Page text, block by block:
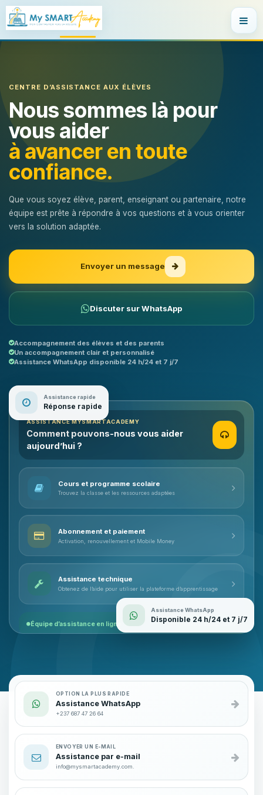
SE RENDRE AU CONTENU
CENTRE D’ASSISTANCE AUX ÉLÈVES
Nous sommes là pour
vous aider
à avancer en toute
confiance.
Que vous soyez élève, parent, enseignant ou partenaire, notre
équipe est prête à répondre à vos questions et à vous orienter
vers la solution adaptée.
Envoyer un message
Discuter sur WhatsApp
Accompagnement des élèves et des parents
Un accompagnement clair et personnalisé
Assistance WhatsApp disponible 24 h/24 et 7 j/7
ASSISTANCE MYSMARTACADEMY
Comment pouvons-nous vous aider
aujourd’hui ?
Cours et programme scolaire
Trouvez la classe et les ressources adaptées
Abonnement et paiement
Activation, renouvellement et Mobile Money
Assistance technique
Obtenez de l’aide pour utiliser la plateforme d’apprentissage
Équipe d’assistance en ligne Prête à vous aider
Assistance rapide
Réponse rapide
Assistance WhatsApp
Disponible 24 h/24 et 7 j/7
OPTION LA PLUS RAPIDE
Assistance WhatsApp
+237 687 47 26 64
ENVOYER UN E-MAIL
Assistance par e-mail
info@mysmartacademy.com.